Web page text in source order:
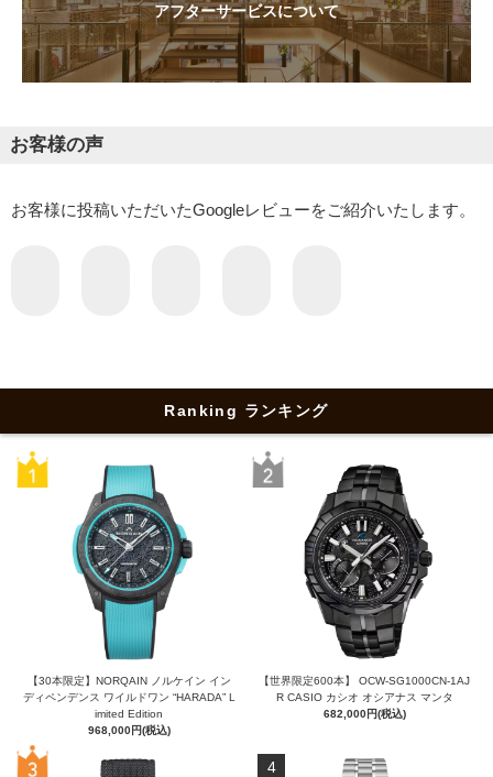
アフターサービスについて
お客様の声
お客様に投稿いただいたGoogleレビューをご紹介いたします。
Ranking ランキング
【30本限定】NORQAIN ノルケイン イン
ディペンデンス ワイルドワン “HARADA” L
imited Edition
968,000円(税込)
【世界限定600本】 OCW-SG1000CN-1AJ
R CASIO カシオ オシアナス マンタ
682,000円(税込)
4